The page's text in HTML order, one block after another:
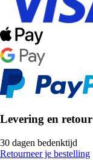
Levering en retour
30 dagen bedenktijd
Retourneer je bestelling